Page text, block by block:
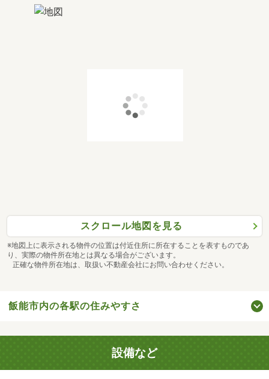
スクロール地図を見る
※地図上に表示される物件の位置は付近住所に所在することを表すものであ
り、実際の物件所在地とは異なる場合がございます。
正確な物件所在地は、取扱い不動産会社にお問い合わせください。
飯能市内の各駅の住みやすさ
設備など